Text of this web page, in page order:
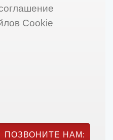
Cookie
ПОЗВОНИТЕ НАМ: